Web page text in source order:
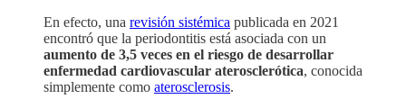
En efecto, una revisión sistémica publicada en 2021
encontró que la periodontitis está asociada con un
aumento de 3,5 veces en el riesgo de desarrollar
enfermedad cardiovascular aterosclerótica, conocida
simplemente como aterosclerosis.